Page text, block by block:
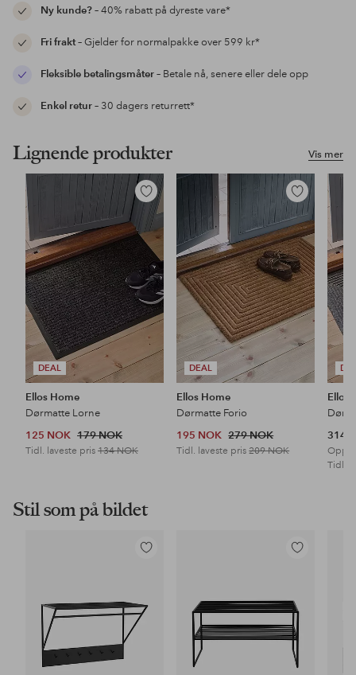
Ny kunde?– 40% rabatt på dyreste vare*
Fri frakt– Gjelder for normalpakke over 599 kr*
Fleksible betalingsmåter– Betale nå, senere eller dele opp
Enkel retur– 30 dagers returrett*
Vis mer
Lignende produkter
DEAL
Legg
favoritter
Ellos Home
Dørmatte Lorne
125 NOK 179 NOK
Tidl. laveste pris 134 NOK
DEAL
Legg
til
favoritter
Ellos Home
Dørmatte Forio
195 NOK 279 NOK
Tidl. laveste pris209 NOK
Ellos
314
Tidl.
Stil som på bildet
Legg
Legg